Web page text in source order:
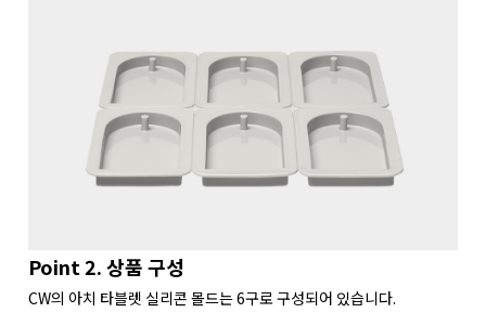
Point 2. 상품 구성
CW의 아치 타블렛 실리콘 몰드는 6구로 구성되어 있습니다.